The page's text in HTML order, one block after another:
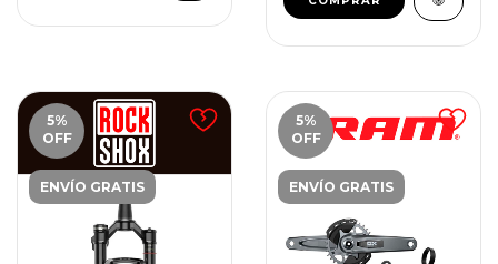
5%
OFF
ENVÍO GRATIS
5%
OFF
ENVÍO GRATIS